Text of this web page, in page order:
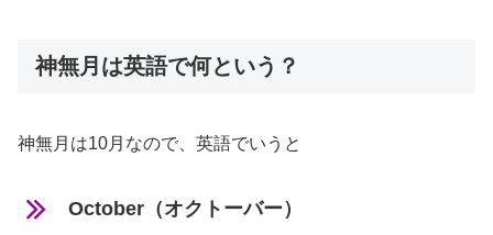
神無月は英語で何という？
神無月は10月なので、英語でいうと
October（オクトーバー）